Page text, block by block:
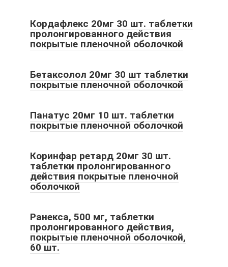
Кордафлекс 20мг 30 шт. таблетки
пролонгированного действия
покрытые пленочной оболочкой
Бетаксолол 20мг 30 шт таблетки
покрытые пленочной оболочкой
Панатус 20мг 10 шт. таблетки
покрытые пленочной оболочкой
Коринфар ретард 20мг 30 шт.
таблетки пролонгированного
действия покрытые пленочной
оболочкой
Ранекса, 500 мг, таблетки
пролонгированного действия,
покрытые пленочной оболочкой,
60 шт.